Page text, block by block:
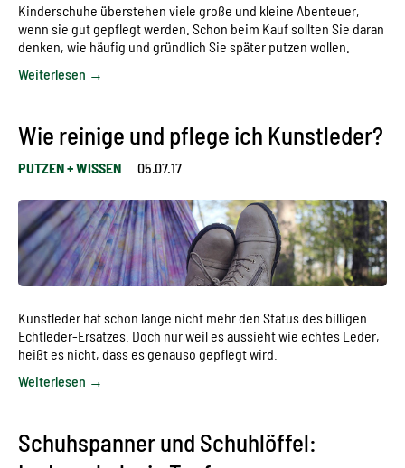
Kinderschuhe überstehen viele große und kleine Abenteuer,
wenn sie gut gepflegt werden. Schon beim Kauf sollten Sie daran
denken, wie häufig und gründlich Sie später putzen wollen.
Weiterlesen →
Wie reinige und pflege ich Kunstleder?
PUTZEN + WISSEN 05.07.17
Kunstleder hat schon lange nicht mehr den Status des billigen
Echtleder-Ersatzes. Doch nur weil es aussieht wie echtes Leder,
heißt es nicht, dass es genauso gepflegt wird.
Weiterlesen →
Schuhspanner und Schuhlöffel: